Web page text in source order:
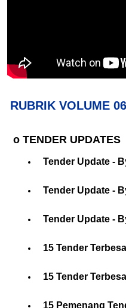
RUBRIK VOLUME
o TENDER UPDATES
Tender Update -
Tender Update -
Tender Update -
15 Tender
15 Tender
15 Pemenang